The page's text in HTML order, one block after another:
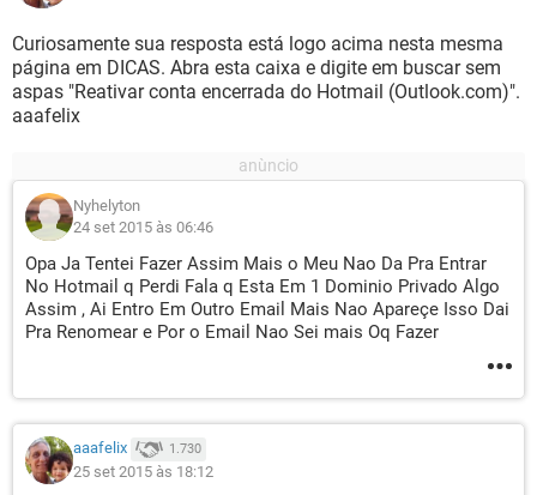
Curiosamente sua resposta está logo acima nesta mesma
página em DICAS. Abra esta caixa e digite em buscar sem
aspas "Reativar conta encerrada do Hotmail (Outlook.com)".
aaafelix
Nyhelyton
24 set 2015 às 06:46
Opa Ja Tentei Fazer Assim Mais o Meu Nao Da Pra Entrar
No Hotmail q Perdi Fala q Esta Em 1 Dominio Privado Algo
Assim , Ai Entro Em Outro Email Mais Nao Apareçe Isso Dai
Pra Renomear e Por o Email Nao Sei mais Oq Fazer
aaafelix 1.730
25 set 2015 às 18:12